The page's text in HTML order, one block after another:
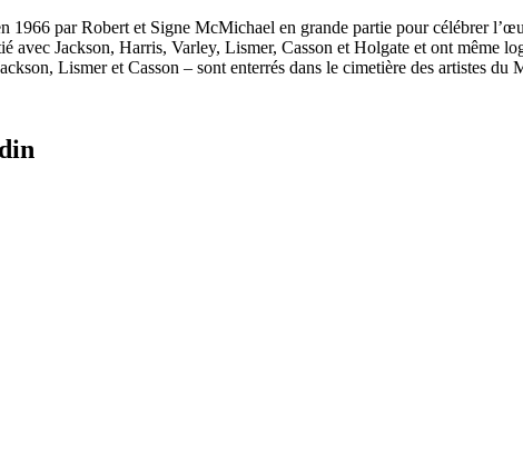
1966 par Robert et Signe McMichael en grande partie pour célébrer
avec Jackson, Harris, Varley, Lismer, Casson et Holgate et ont même
Lismer et Casson – sont enterrés dans le cimetière des artistes du